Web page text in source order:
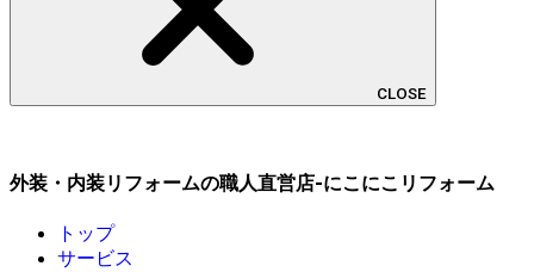
CLOSE
外装・内装リフォームの職人直営店-にこにこリフォーム
トップ
サービス